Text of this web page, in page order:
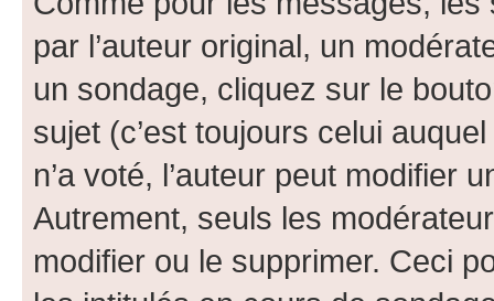
par l’auteur original, un
un sondage, cliquez sur le
sujet (c’est toujours celui
n’a voté, l’auteur peut modifier
Autrement, seuls les
modifier ou le supprimer. Ceci